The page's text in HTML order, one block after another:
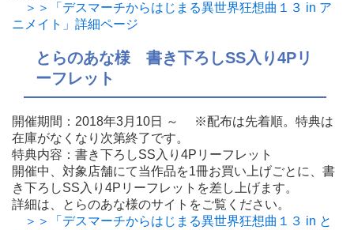
＞＞「デスマーチからはじまる異世界狂想曲１３ in ア
ニメイト」詳細ページ
とらのあな様 書き下ろしSS入り4Pリ
ーフレット
開催期間：2018年3月10日 ～ ※配布は先着順。特典は
在庫がなくなり次第終了です。
特典内容：書き下ろしSS入り4Pリーフレット
開催中、対象店舗にて当作品を1冊お買い上げごとに、書
き下ろしSS入り4Pリーフレットを差し上げます。
詳細は、とらのあな様のサイトをご覧ください。
＞＞「デスマーチからはじまる異世界狂想曲１３ in と